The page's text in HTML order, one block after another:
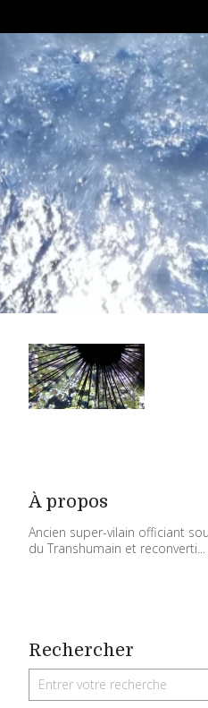
À propos
Ancien super-vilain officiant
du Transhumain et reconverti...
Rechercher